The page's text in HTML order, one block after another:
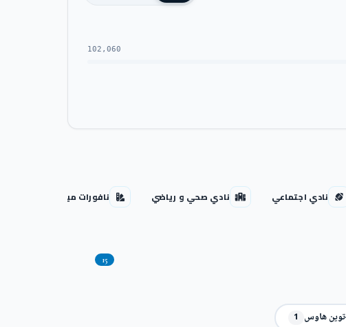
102,060
نادي اجتماعي نادي صحي و رياضي نافورات مياه
15
توين هاوس 1